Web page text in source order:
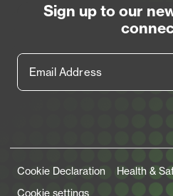
Sign up to our
Legal Links
Cookie Declaration Health &
Cookie settings